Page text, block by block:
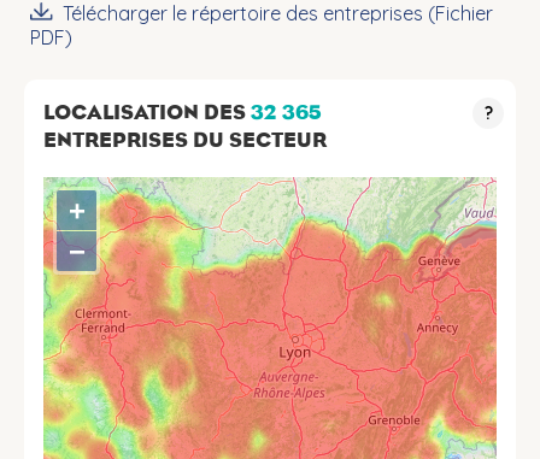
Télécharger le répertoire des entreprises (Fichier
PDF)
LOCALISATION DES32 365
ENTREPRISES DU SECTEUR
?
+
−